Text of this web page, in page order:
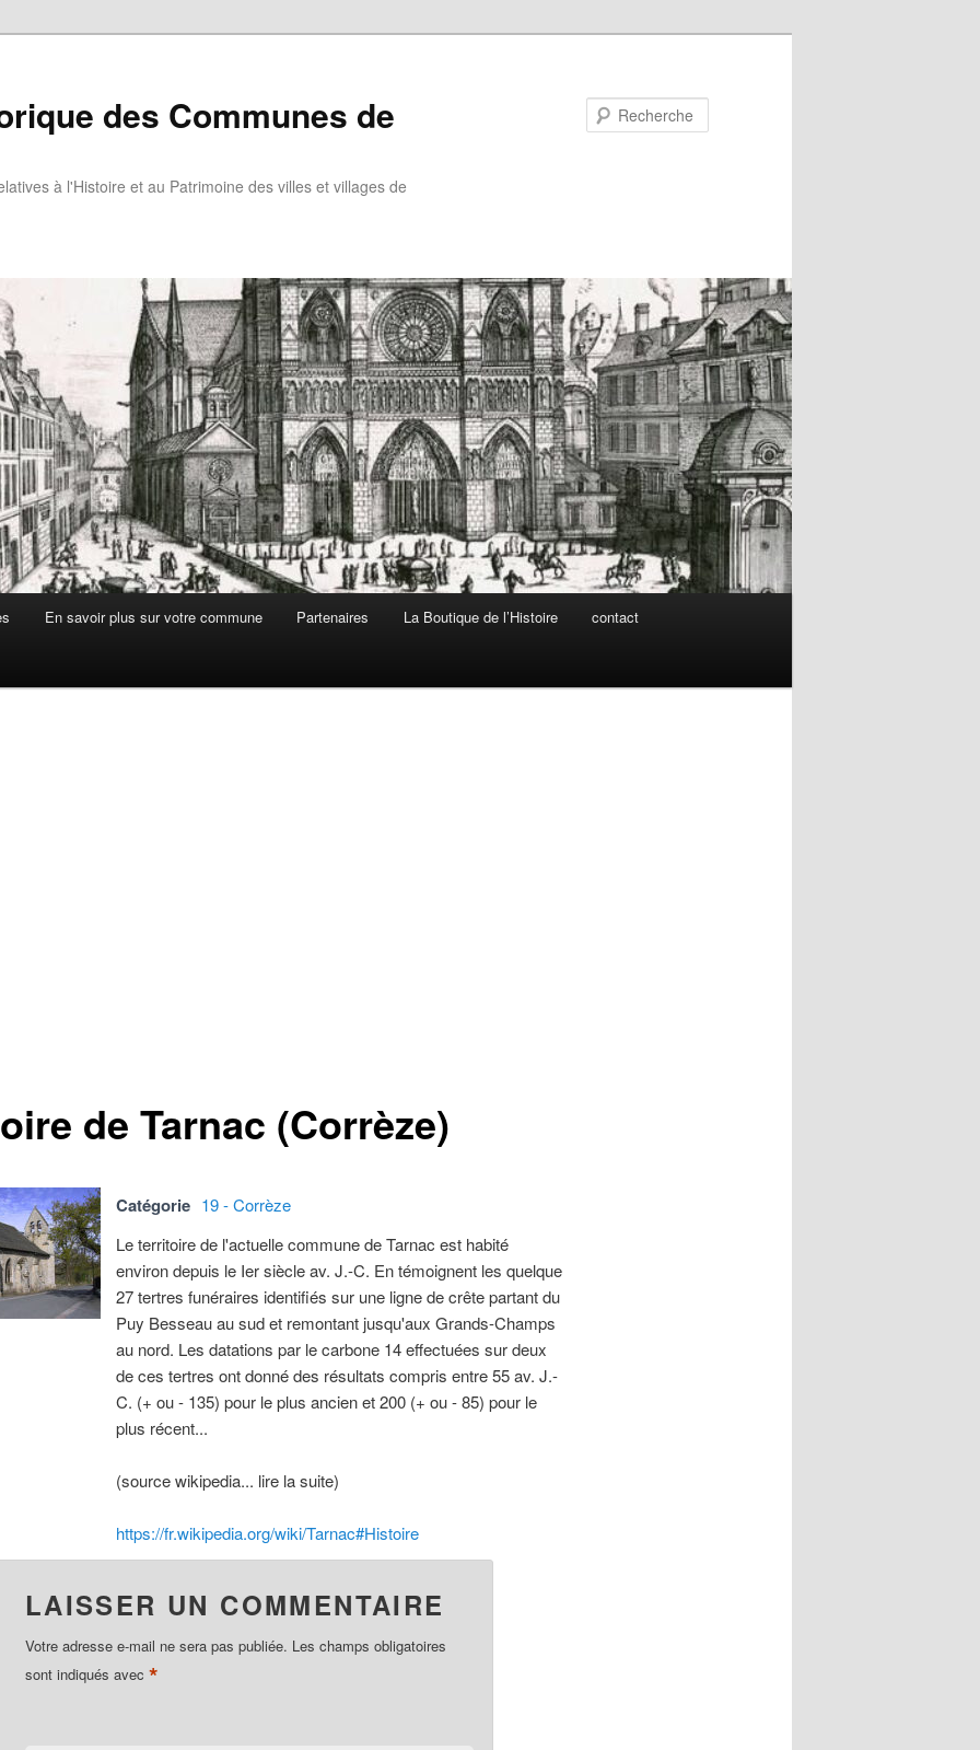
des Communes de
à l'Histoire et au Patrimoine des villes et villages de
En savoir plus sur votre commune Partenaires La Boutique de l’Histoire contact
de Tarnac (Corrèze)
Catégorie 19 - Corrèze
Le territoire de l'actuelle commune de Tarnac est habité
environ depuis le Ier siècle av. J.-C. En témoignent les quelque
27 tertres funéraires identifiés sur une ligne de crête partant du
Puy Besseau au sud et remontant jusqu'aux Grands-Champs
au nord. Les datations par le carbone 14 effectuées sur deux
de ces tertres ont donné des résultats compris entre 55 av. J.-
C. (+ ou - 135) pour le plus ancien et 200 (+ ou - 85) pour le
plus récent...
(source wikipedia... lire la suite)
https://fr.wikipedia.org/wiki/Tarnac#Histoire
LAISSER UN COMMENTAIRE
Votre adresse e-mail ne sera pas publiée. Les champs obligatoires
sont indiqués avec *